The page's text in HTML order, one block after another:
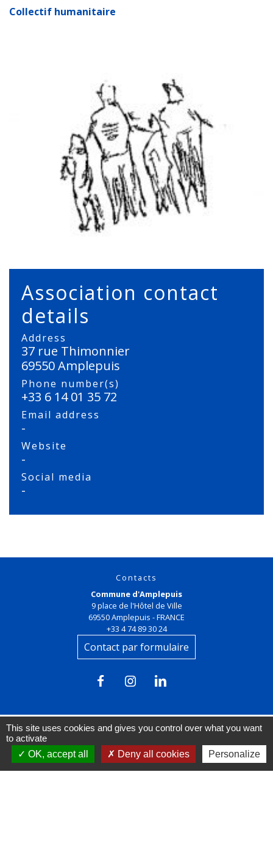
Collectif humanitaire
Association contact
details
Address
37 rue Thimonnier
69550 Amplepuis
Phone number(s)
+33 6 14 01 35 72
Email address
-
Website
-
Social media
-
Contacts
Commune d'Amplepuis
9 place de l'Hôtel de Ville
69550 Amplepuis - FRANCE
+33 4 74 89 30 24
Contact par formulaire
Liens
This site uses cookies and gives you control over what you want
to activate
OK, accept all
Deny all cookies Personalize